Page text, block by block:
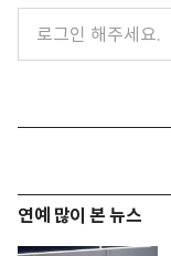
연예 많이 본 뉴스